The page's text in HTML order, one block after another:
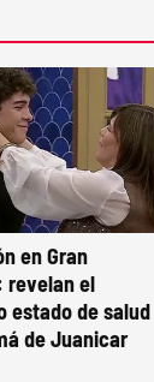
en Gran
revelan el
estado de salud
de Juanicar